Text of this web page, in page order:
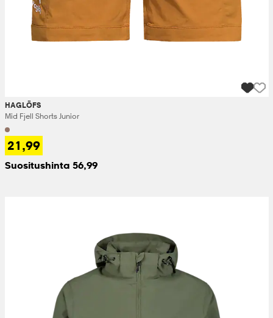
HAGLÖFS
Mid Fjell Shorts Junior
21,99
Suositushinta 56,99